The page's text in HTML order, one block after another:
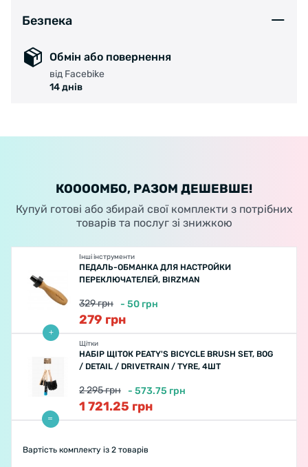
Безпека
Обмін або повернення
від Facebike
14 днів
КООООМБО, РАЗОМ ДЕШЕВШЕ!
Купуй готові або збирай свої комплекти з потрібних
товарів та послуг зі знижкою
Інші інструменти
ПЕДАЛЬ-ОБМАНКА ДЛЯ НАСТРОЙКИ
ПЕРЕКЛЮЧАТЕЛЕЙ, BIRZMAN
329грн - 50 грн
279 грн
Щітки
НАБІР ЩІТОК PEATY'S BICYCLE BRUSH SET, BOG
/ DETAIL / DRIVETRAIN / TYRE, 4ШТ
2 295грн - 573.75 грн
1 721.25 грн
Вартість комплекту із 2 товарів